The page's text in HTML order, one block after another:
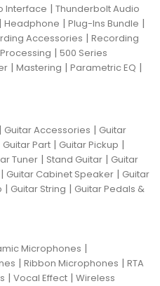
Interface | Thunderbolt Audio
| Headphone | Plug-Ins Bundle |
Accessories | Recording
| 500 Series
| Mastering | Parametric EQ |
| Guitar Accessories | Guitar
Guitar Part | Guitar Pickup |
Tuner | Stand Guitar | Guitar
| Guitar Cabinet Speaker | Guitar
| Guitar String | Guitar Pedals &
Microphones |
| Ribbon Microphones | RTA
| Vocal Effect | Wireless